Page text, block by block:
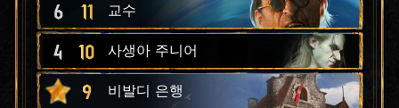
6 11 교수
4 10 사생아 주니어
9 비발디 은행